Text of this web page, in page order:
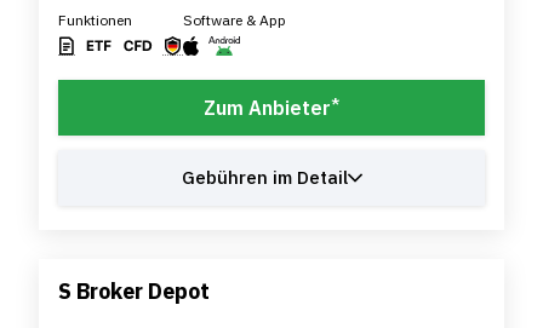
Funktionen Software & App
Zum Anbieter*
Gebühren im Detail
S Broker Depot